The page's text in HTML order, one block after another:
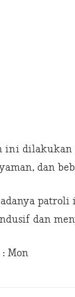
ini
dan
dan
Mon